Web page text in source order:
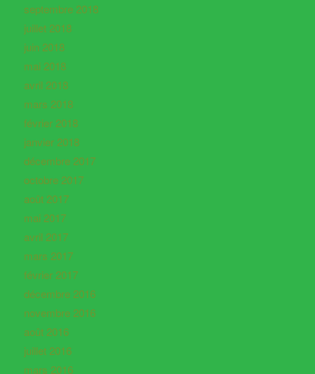
septembre 2018
juillet 2018
juin 2018
mai 2018
avril 2018
mars 2018
février 2018
janvier 2018
décembre 2017
octobre 2017
août 2017
mai 2017
avril 2017
mars 2017
février 2017
décembre 2016
novembre 2016
août 2016
juillet 2016
mars 2016